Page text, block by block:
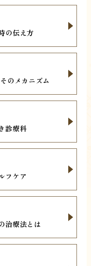
の伝え方
のメカニズム
診療科
フケア
治療法とは